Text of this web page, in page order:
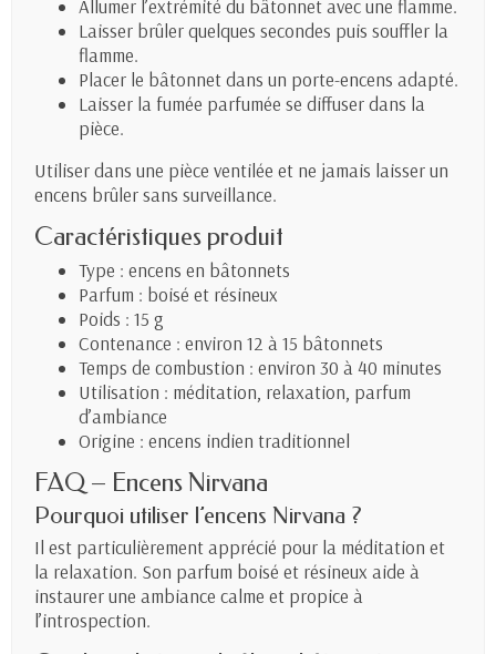
Allumer l’extrémité du bâtonnet avec une flamme.
Laisser brûler quelques secondes puis souffler la
flamme.
Placer le bâtonnet dans un porte-encens adapté.
Laisser la fumée parfumée se diffuser dans la
pièce.
Utiliser dans une pièce ventilée et ne jamais laisser un
encens brûler sans surveillance.
Caractéristiques produit
Type : encens en bâtonnets
Parfum : boisé et résineux
Poids : 15 g
Contenance : environ 12 à 15 bâtonnets
Temps de combustion : environ 30 à 40 minutes
Utilisation : méditation, relaxation, parfum
d’ambiance
Origine : encens indien traditionnel
FAQ – Encens Nirvana
Pourquoi utiliser l’encens Nirvana ?
Il est particulièrement apprécié pour la méditation et
la relaxation. Son parfum boisé et résineux aide à
instaurer une ambiance calme et propice à
l’introspection.